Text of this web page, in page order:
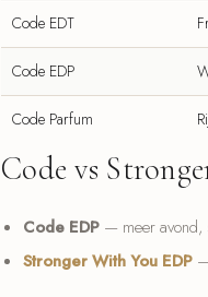
Code EDT
Code EDP
Code Parfum
Code vs
Code EDP — meer avond,
Stronger With You EDP